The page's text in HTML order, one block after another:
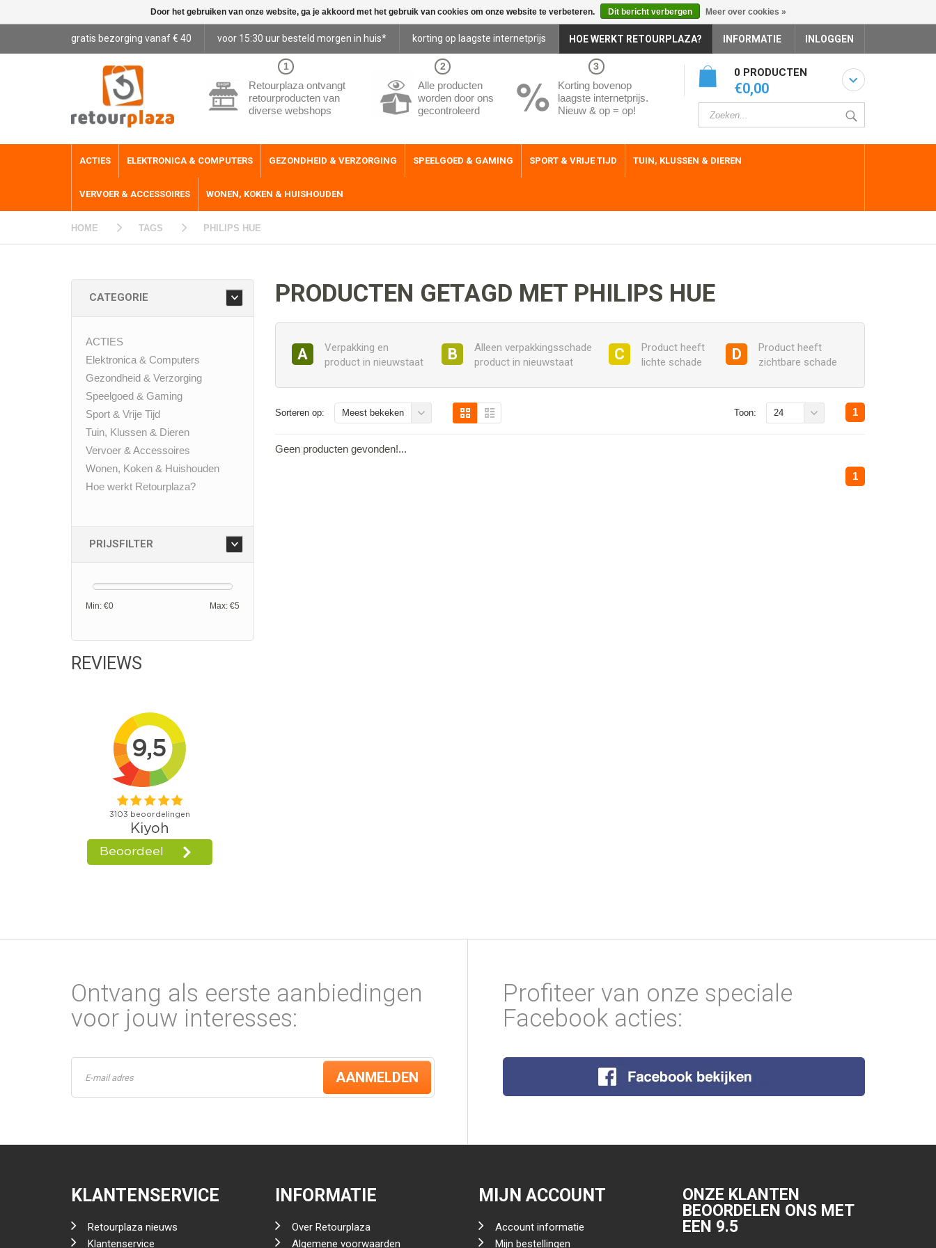
gratis bezorging vanaf € 40 voor 15:30 uur besteld morgen in huis* korting op laagste internetprijs HOE WERKT RETOURPLAZA? INFORMATIE INLOGGEN
1
Retourplaza ontvangt
retourproducten van
diverse webshops
2
Alle producten
worden door ons
gecontroleerd
3
Korting bovenop
laagste internetprijs.
Nieuw & op = op!
0 PRODUCTEN
€0,00
ACTIES ELEKTRONICA & COMPUTERS GEZONDHEID & VERZORGING SPEELGOED & GAMING SPORT & VRIJE TIJD TUIN, KLUSSEN & DIEREN
VERVOER & ACCESSOIRES WONEN, KOKEN & HUISHOUDEN
HOME TAGS PHILIPS HUE
CATEGORIE
ACTIES
Elektronica & Computers
Gezondheid & Verzorging
Speelgoed & Gaming
Sport & Vrije Tijd
Tuin, Klussen & Dieren
Vervoer & Accessoires
Wonen, Koken & Huishouden
Hoe werkt Retourplaza?
PRIJSFILTER
Min: €0 Max: €5
REVIEWS
PRODUCTEN GETAGD MET PHILIPS HUE
A
Verpakking en
product in nieuwstaat
B
Alleen verpakkingsschade
product in nieuwstaat
C
Product heeft
lichte schade
D
Product heeft
zichtbare schade
Sorteren op: Meest bekeken 1
Toon: 24
Geen producten gevonden!...
1
Ontvang als eerste aanbiedingen
voor jouw interesses:
AANMELDEN
Profiteer van onze speciale
Facebook acties:
KLANTENSERVICE
Retourplaza nieuws
Klantenservice
INFORMATIE
Over Retourplaza
Algemene voorwaarden
MIJN ACCOUNT
Account informatie
Mijn bestellingen
ONZE KLANTEN
BEOORDELEN ONS MET
EEN 9.5
Door het gebruiken van onze website, ga je akkoord met het gebruik van cookies om onze website te verbeteren. Dit bericht verbergen Meer over cookies »